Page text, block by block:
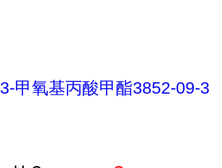
3-甲氧基丙酸甲酯3852-09-3